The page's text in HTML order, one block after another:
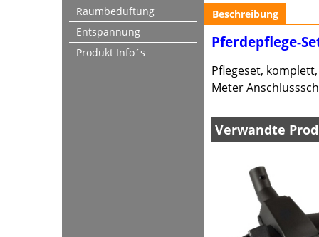
Raumbeduftung
Entspannung
Produkt Info´s
Beschreibung
Pferdepflege-
Pflegeset,
Meter
Verwandte